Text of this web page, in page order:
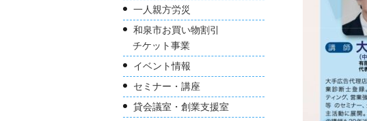
一人親方労災
和泉市お買い物割引
チケット事業
イベント情報
セミナー・講座
貸会議室・創業支援室